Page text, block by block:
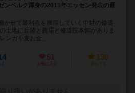
ンベルク渾身の2011年エッセン発表の最
かせて勝利点を獲得していく中世の修道
土地に丘陵と農場と修道院本館がありま
ンガ小麦お金...
51
お気に入り
139
持ってる